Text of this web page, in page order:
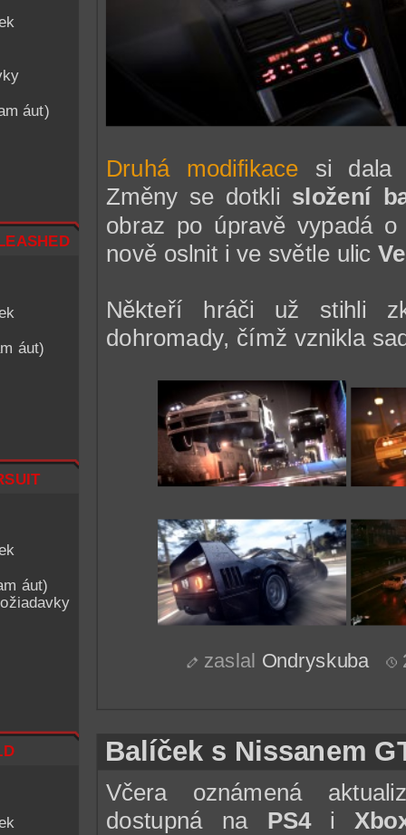
áut)
áut)
áut)
Druhá modifikace si dala
Změny se dotkli složení
obraz po úpravě vypadá
nově oslnit i ve světle ulic
Někteří hráči už stihli
dohromady, čímž vznikla
zaslal Ondryskuba
Balíček s Nissanem
Včera oznámená
dostupná na PS4i